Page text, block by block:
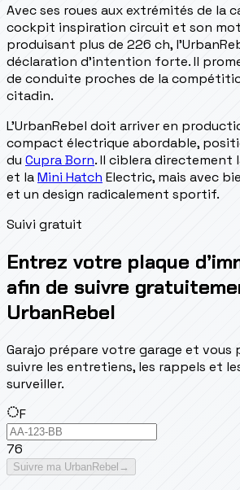
Avec ses roues aux extrémités de la
cockpit inspiration circuit et son
produisant plus de 226 ch,
déclaration d'intention forte. Il
de conduite proches de la
citadin.
L'UrbanRebel doit arriver en
compact électrique abordable,
du Cupra Born. Il ciblera directement
et laMini Hatch Electric, mais avec
et un design radicalement sportif.
Suivi gratuit
Entrez votre plaque
afin de suivre
UrbanRebel
Garajo prépare votre garage et vous
suivre les entretiens, les rappels et
surveiller.
F
76
Suivre ma UrbanRebel →